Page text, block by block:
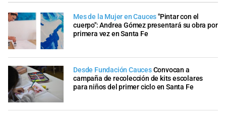
Mes de la Mujer en Cauces"Pintar con el
cuerpo": Andrea Gómez presentará su obra por
primera vez en Santa Fe
Desde Fundación CaucesConvocan a
campaña de recolección de kits escolares
para niños del primer ciclo en Santa Fe